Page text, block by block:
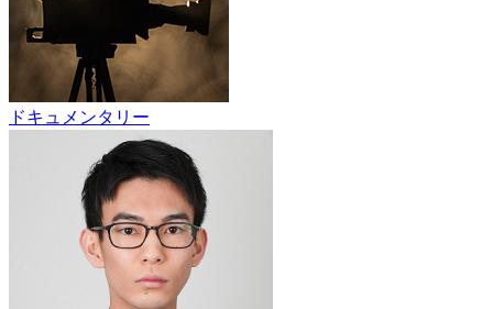
ドキュメンタリー